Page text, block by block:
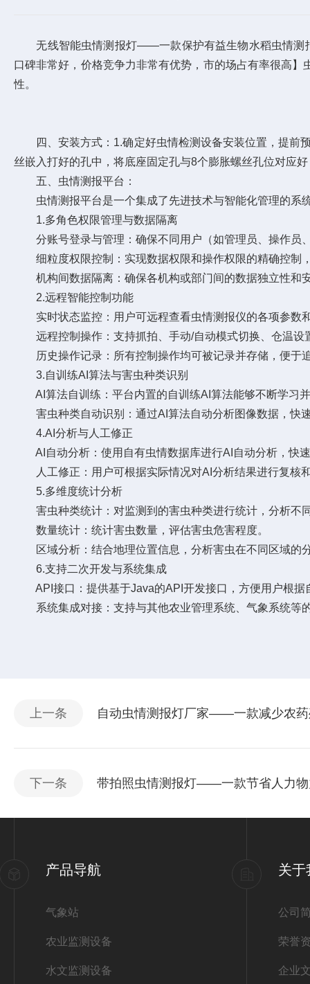
无线智能虫情测报灯——一款保护有益生物水稻虫情测报
口碑非常好，价格竞争力非常有优势，市的场占有率很高
性。
四、安装方式：1.确定好虫情检测设备安装位置，提前预
丝嵌入打好的孔中，将底座固定孔与8个膨胀螺丝孔位对应
五、虫情测报平台：
虫情测报平台是一个集成了先进技术与智能化管理的系
1.多角色权限管理与数据隔离
分账号登录与管理：确保不同用户（如管理员、操作员
细粒度权限控制：实现数据权限和操作权限的精确控制
机构间数据隔离：确保各机构或部门间的数据独立性和
2.远程智能控制功能
实时状态监控：用户可远程查看虫情测报仪的各项参数
远程控制操作：支持抓拍、手动/自动模式切换、仓温设
历史操作记录：所有控制操作均可被记录并存储，便于
3.自训练AI算法与害虫种类识别
AI算法自训练：平台内置的自训练AI算法能够不断学习
害虫种类自动识别：通过AI算法自动分析图像数据，快
4.AI分析与人工修正
AI自动分析：使用自有虫情数据库进行AI自动分析，快
人工修正：用户可根据实际情况对AI分析结果进行复核
5.多维度统计分析
害虫种类统计：对监测到的害虫种类进行统计，分析不
数量统计：统计害虫数量，评估害虫危害程度。
区域分析：结合地理位置信息，分析害虫在不同区域的
6.支持二次开发与系统集成
API接口：提供基于Java的API开发接口，方便用户根据
系统集成对接：支持与其他农业管理系统、气象系统等
上一条 自动虫情测报灯厂家——一款减少农
下一条 带拍照虫情测报灯——一款节省人力
产品导航
气象站
农业监测设备
水文监测设备
关于
公司
荣誉
企业